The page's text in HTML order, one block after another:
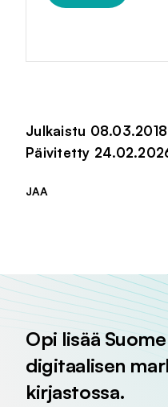
Julkaistu 08.03.2018
Päivitetty
JAA
Opi lisää
digitaalisen
kirjastossa.